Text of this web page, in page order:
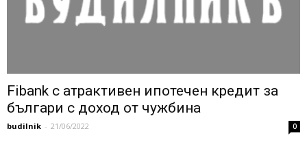
Fibank с атрактивен ипотечен кредит за
българи с доход от чужбина
budilnik - 21/06/2022 0